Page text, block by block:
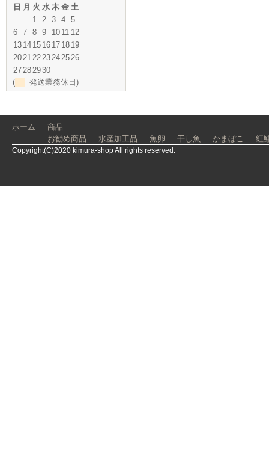
日 月 火 水 木 金 土
1 2 3 4 5
6 7 8 9 10 11 12
13 14 15 16 17 18 19
20212223242526
27282930
(
発送業務休日)
ホーム
商品
お勧め商品
水産加工品 魚卵 干し魚 かまぼこ 紅
Copyright(C)2020 kimura-shop All rights reserved.